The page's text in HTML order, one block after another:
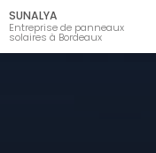
Aller
au
contenu
principal
SUNALYA
Entreprise de panneaux
solaires à Bordeaux